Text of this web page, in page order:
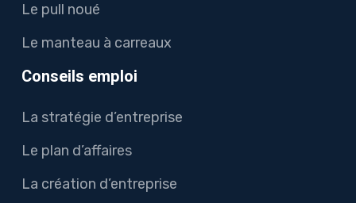
Le pull noué
Le manteau à carreaux
Conseils emploi
La stratégie d’entreprise
Le plan d’affaires
La création d’entreprise